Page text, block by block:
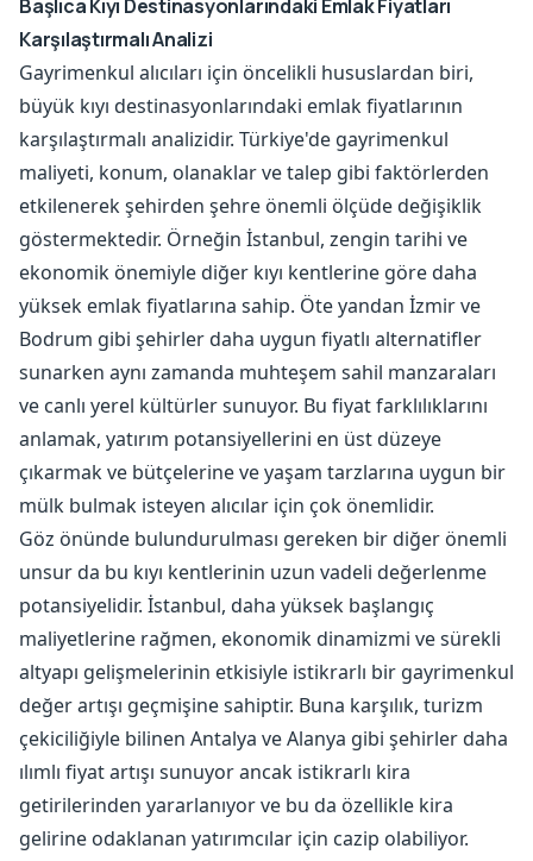
Başlıca Kıyı Destinasyonlarındaki Emlak Fiyatları
Karşılaştırmalı Analizi
Gayrimenkul alıcıları için öncelikli hususlardan biri,
büyük kıyı destinasyonlarındaki emlak fiyatlarının
karşılaştırmalı analizidir. Türkiye'de gayrimenkul
maliyeti, konum, olanaklar ve talep gibi faktörlerden
etkilenerek şehirden şehre önemli ölçüde değişiklik
göstermektedir. Örneğin İstanbul, zengin tarihi ve
ekonomik önemiyle diğer kıyı kentlerine göre daha
yüksek emlak fiyatlarına sahip. Öte yandan İzmir ve
Bodrum gibi şehirler daha uygun fiyatlı alternatifler
sunarken aynı zamanda muhteşem sahil manzaraları
ve canlı yerel kültürler sunuyor. Bu fiyat farklılıklarını
anlamak, yatırım potansiyellerini en üst düzeye
çıkarmak ve bütçelerine ve yaşam tarzlarına uygun bir
mülk bulmak isteyen alıcılar için çok önemlidir.
Göz önünde bulundurulması gereken bir diğer önemli
unsur da bu kıyı kentlerinin uzun vadeli değerlenme
potansiyelidir. İstanbul, daha yüksek başlangıç ​​
maliyetlerine rağmen, ekonomik dinamizmi ve sürekli
altyapı gelişmelerinin etkisiyle istikrarlı bir gayrimenkul
değer artışı geçmişine sahiptir. Buna karşılık, turizm
çekiciliğiyle bilinen Antalya ve Alanya gibi şehirler daha
ılımlı fiyat artışı sunuyor ancak istikrarlı kira
getirilerinden yararlanıyor ve bu da özellikle kira
gelirine odaklanan yatırımcılar için cazip olabiliyor.